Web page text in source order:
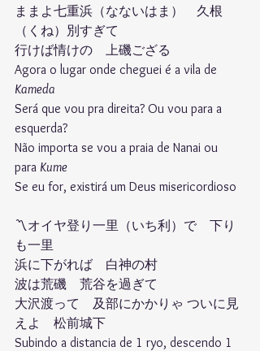
ままよ七重浜（なないはま）　久根
（くね）別すぎて
行けば情けの　上磯ござる
Agora o lugar onde cheguei é a vila de
Kameda
Será que vou pra direita? Ou vou para a
esquerda?
Não importa se vou a praia de Nanai ou
para Kume
Se eu for, existirá um Deus misericordioso
〽︎オイヤ登り一里（いち利）で　下り
も一里
浜に下がれば　白神の村
波は荒磯　荒谷を過ぎて
大沢渡って　及部にかかりゃ ついに見
えよ　松前城下
Subindo a distancia de 1 ryo, descendo 1